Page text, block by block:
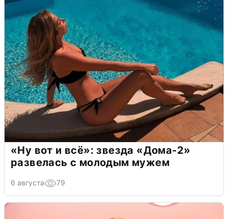
«Ну вот и всё»: звезда «Дома-2»
развелась с молодым мужем
6 августа 79